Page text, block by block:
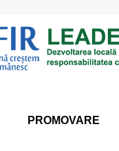
PROMOVARE